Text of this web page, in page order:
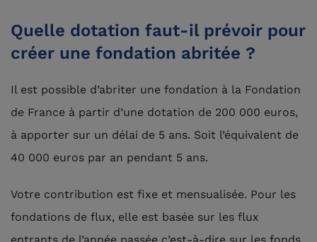
Quelle dotation faut-il prévoir pour
créer une fondation abritée ?
Il est possible d’abriter une fondation à la Fondation
de France à partir d’une dotation de 200 000 euros,
à apporter sur un délai de 5 ans. Soit l’équivalent de
40 000 euros par an pendant 5 ans.
Votre contribution est fixe et mensualisée. Pour les
fondations de flux, elle est basée sur les flux